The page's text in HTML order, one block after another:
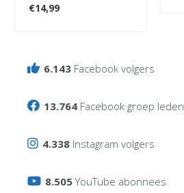
€14,99
6.143 Facebook volgers
13.764 Facebook groep leden
4.338 Instagram volgers
8.505YouTube abonnees